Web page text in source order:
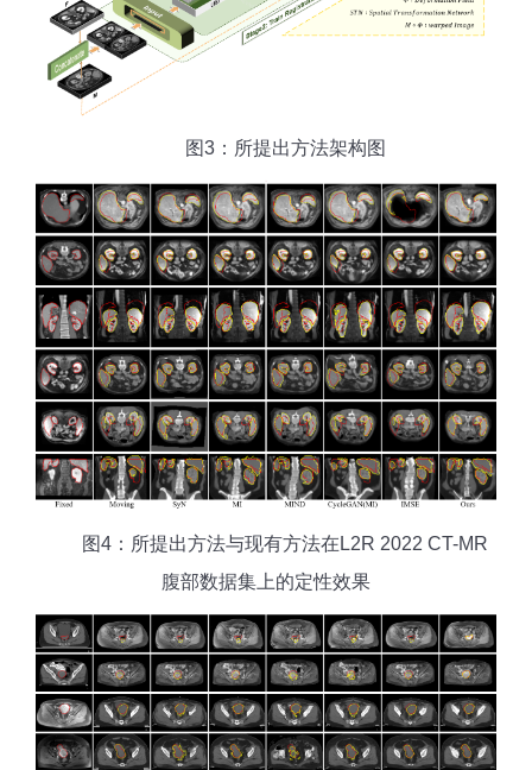
图3：所提出方法架构图
图4：所提出方法与现有方法在L2R 2022 CT-MR
腹部数据集上的定性效果